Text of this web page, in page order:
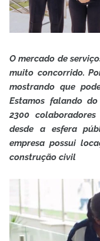
O mercado de
muito concorrido.
mostrando que
Estamos falando
2300
desde a esfera
empresa possui
construção civil